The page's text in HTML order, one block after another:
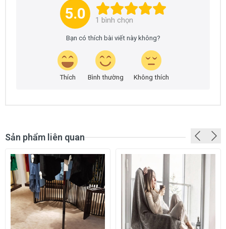
GIỚI THIỆU SẢN PHẨM
Thảm cuộn sợi cắt dày 10mm QM-G10 là dòng thảm
cuộn màu trơn kiểu sợi cắt (Cut Pile) rất dày, êm và mịn.
Loại thảm này có khổ rộng 4m rất được ưa chuộng hiện
nay vì có nhiều ưu điểm nỗi bật so với các dòng thảm
khác. Những ưu điểm đáng chú ý nhất của dòng thảm
trải sàn này là rất đẹp, sang trọng, rất êm và độ bền
5.0 1 bình chọn
Bạn có thích bài viết này không?
Thích Bình thường Không thích
Sản phẩm liên quan